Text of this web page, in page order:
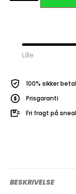
Lille
100% sikker
Prisgaranti
Fri fragt på
BESKRIVELSE